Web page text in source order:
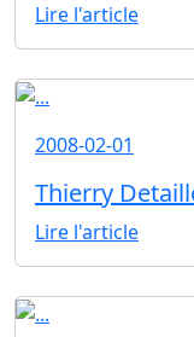
Lire l'article
2008-02-01
Thierry
Lire l'article